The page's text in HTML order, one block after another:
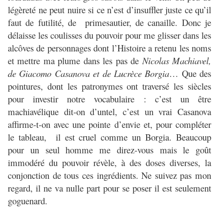
légèreté ne peut nuire si ce n’est d’insuffler juste ce qu’il
faut de futilité, de primesautier, de canaille. Donc je
délaisse les coulisses du pouvoir pour me glisser dans les
alcôves de personnages dont l’Histoire a retenu les noms
et mettre ma plume dans les pas deNicolas Machiavel,
de Giacomo Casanova et de Lucrèce Borgia… Que des
pointures, dont les patronymes ont traversé les siècles
pour investir notre vocabulaire : c’est un être
machiavélique dit-on d’untel, c’est un vrai Casanova
affirme-t-on avec une pointe d’envie et, pour compléter
le tableau, il est cruel comme un Borgia. Beaucoup
pour un seul homme me direz-vous mais le goût
immodéré du pouvoir révèle, à des doses diverses, la
conjonction de tous ces ingrédients. Ne suivez pas mon
regard, il ne va nulle part pour se poser il est seulement
goguenard.